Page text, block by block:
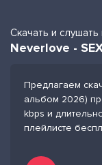
Скачать и слушать
Neverlove -
Предлагаем
альбом 2026)
kbps и
плейлисте